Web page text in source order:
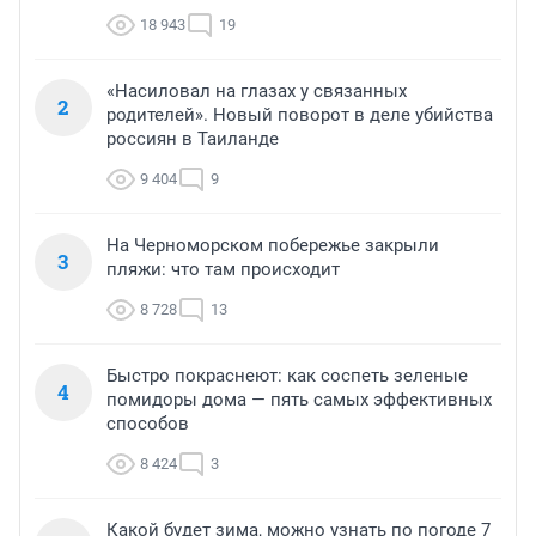
18 943 19
2
«Насиловал на глазах у связанных
родителей». Новый поворот в деле убийства
россиян в Таиланде
9 404 9
3
На Черноморском побережье закрыли
пляжи: что там происходит
8 728 13
4
Быстро покраснеют: как соспеть зеленые
помидоры дома — пять самых эффективных
способов
8 424 3
Какой будет зима, можно узнать по погоде 7